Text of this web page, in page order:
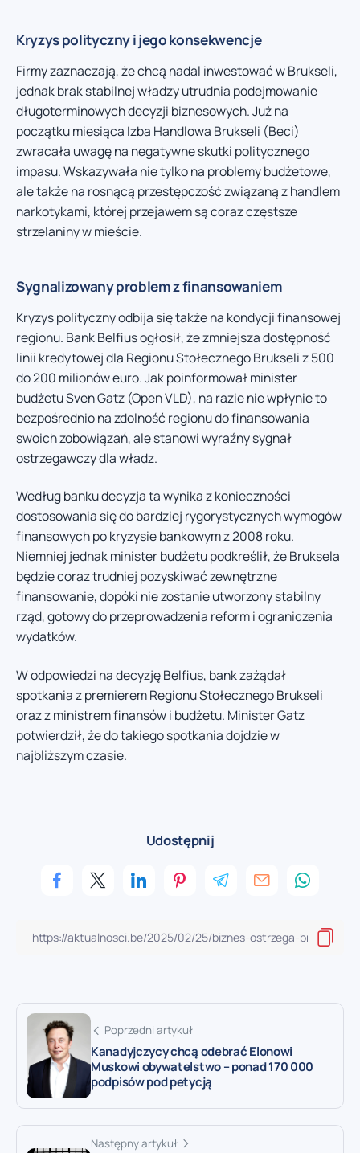
Kryzys polityczny i jego konsekwencje
Firmy zaznaczają, że chcą nadal inwestować w Brukseli,
jednak brak stabilnej władzy utrudnia podejmowanie
długoterminowych decyzji biznesowych. Już na
początku miesiąca Izba Handlowa Brukseli (Beci)
zwracała uwagę na negatywne skutki politycznego
impasu. Wskazywała nie tylko na problemy budżetowe,
ale także na rosnącą przestępczość związaną z handlem
narkotykami, której przejawem są coraz częstsze
strzelaniny w mieście.
Sygnalizowany problem z finansowaniem
Kryzys polityczny odbija się także na kondycji finansowej
regionu. Bank Belfius ogłosił, że zmniejsza dostępność
linii kredytowej dla Regionu Stołecznego Brukseli z 500
do 200 milionów euro. Jak poinformował minister
budżetu Sven Gatz (Open VLD), na razie nie wpłynie to
bezpośrednio na zdolność regionu do finansowania
swoich zobowiązań, ale stanowi wyraźny sygnał
ostrzegawczy dla władz.
Według banku decyzja ta wynika z konieczności
dostosowania się do bardziej rygorystycznych wymogów
finansowych po kryzysie bankowym z 2008 roku.
Niemniej jednak minister budżetu podkreślił, że Bruksela
będzie coraz trudniej pozyskiwać zewnętrzne
finansowanie, dopóki nie zostanie utworzony stabilny
rząd, gotowy do przeprowadzenia reform i ograniczenia
wydatków.
W odpowiedzi na decyzję Belfius, bank zażądał
spotkania z premierem Regionu Stołecznego Brukseli
oraz z ministrem finansów i budżetu. Minister Gatz
potwierdził, że do takiego spotkania dojdzie w
najbliższym czasie.
Udostępnij
Poprzedni artykuł
Kanadyjczycy chcą odebrać Elonowi
Muskowi obywatelstwo – ponad 170 000
podpisów pod petycją
Następny artykuł